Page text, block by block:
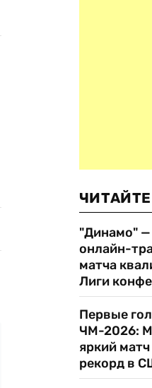
"Динамо" —
онлайн-
матча
Лиги
Первые
ЧМ-2026:
яркий
рекорд в